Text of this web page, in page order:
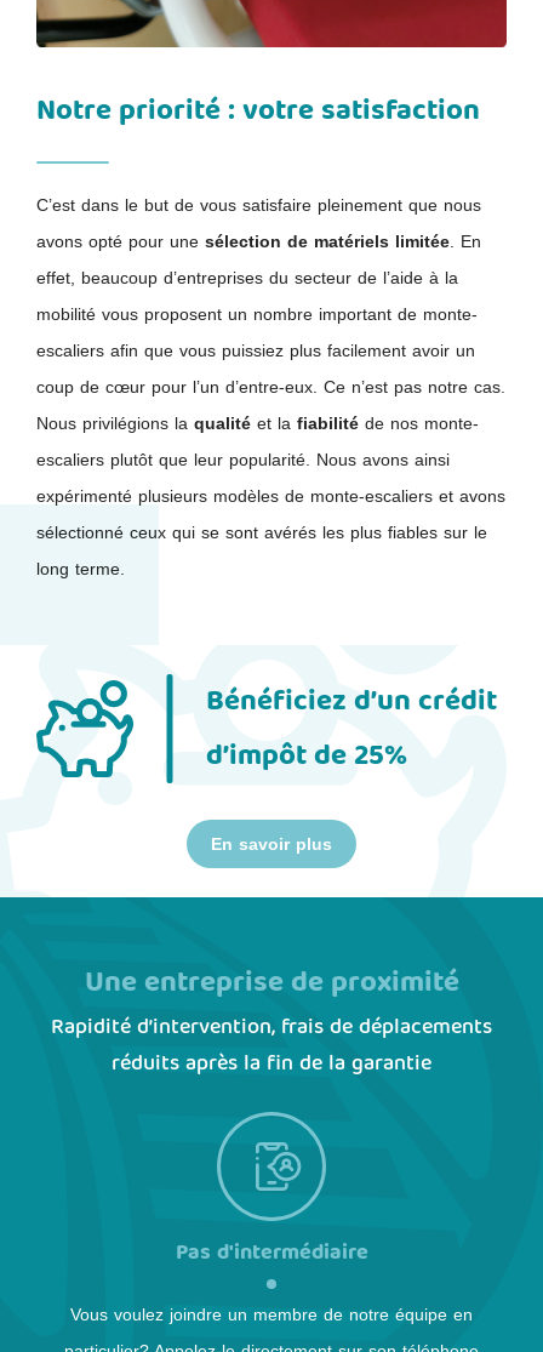
Notre priorité : votre satisfaction
C’est dans le but de vous satisfaire pleinement que nous
avons opté pour une sélection de matériels limitée. En
effet, beaucoup d’entreprises du secteur de l’aide à la
mobilité vous proposent un nombre important de monte-
escaliers afin que vous puissiez plus facilement avoir un
coup de cœur pour l’un d’entre-eux. Ce n’est pas notre cas.
Nous privilégions la qualité et la fiabilité de nos monte-
escaliers plutôt que leur popularité. Nous avons ainsi
expérimenté plusieurs modèles de monte-escaliers et avons
sélectionné ceux qui se sont avérés les plus fiables sur le
long terme.
Bénéficiez d’un crédit
d’impôt de 25%
En savoir plus
Une entreprise de proximité
Rapidité d’intervention, frais de déplacements
réduits après la fin de la garantie
Pas d'intermédiaire
Vous voulez joindre un membre de notre équipe en